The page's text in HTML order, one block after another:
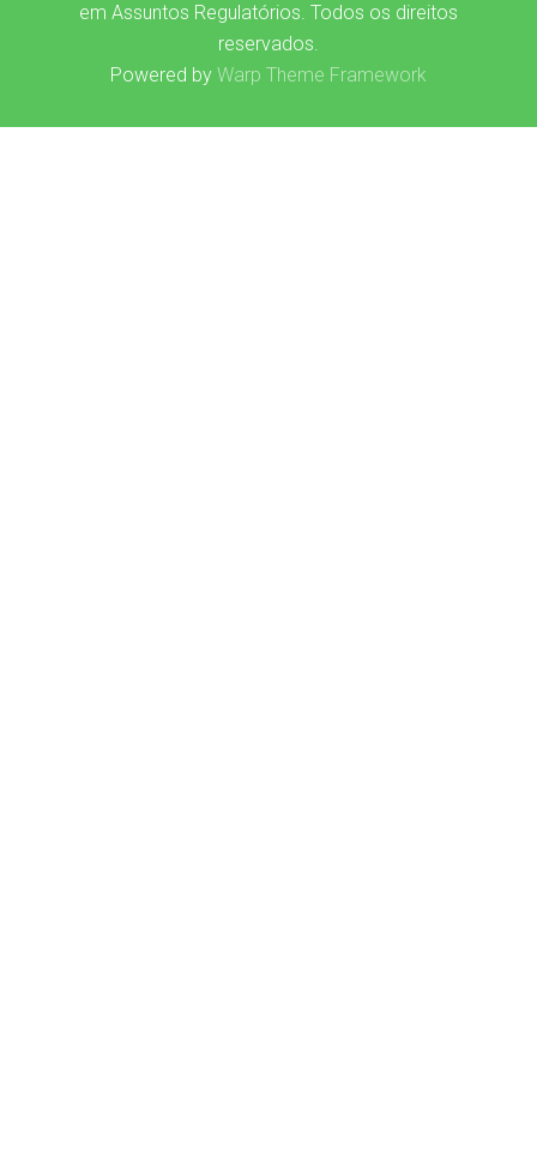
em Assuntos Regulatórios. Todos os direitos
reservados.
Powered by Warp Theme Framework